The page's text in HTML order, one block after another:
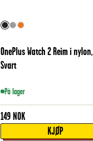
OnePlus Watch 2 Reim i nylon,
Svart
På lager
149 NOK
KJØP